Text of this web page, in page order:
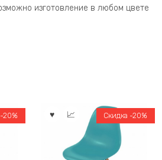
изготовление в любом цвете
20% Скидка -20%